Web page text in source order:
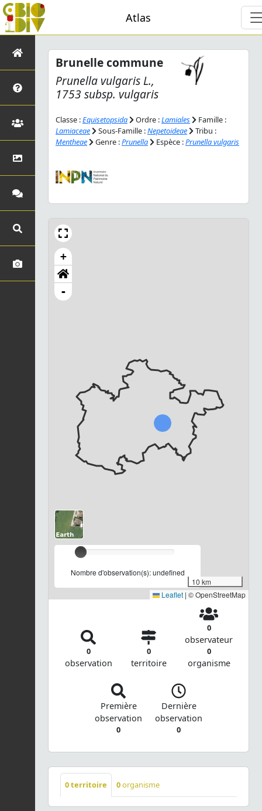
Atlas
Brunelle commune
Prunella vulgarisL.,
1753 subsp. vulgaris
Classe :Equisetopsida Ordre :Lamiales
Famille :
Lamiaceae
Sous-Famille :Nepetoideae
Tribu :
Mentheae
Genre :Prunella Espèce :Prunella vulgaris
Chargement...
+
-
Nombre d'observation(s): undefined
10 km
Leaflet | © OpenStreetMap
0
observation
0
territoire
0
observateur
0
organisme
Première
observation
0
Dernière
observation
0
0territoire 0organisme